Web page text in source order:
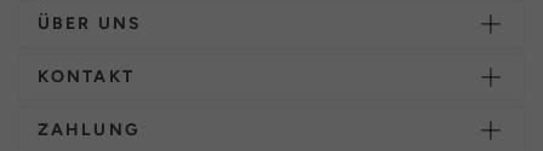
ÜBER UNS
KONTAKT
ZAHLUNG